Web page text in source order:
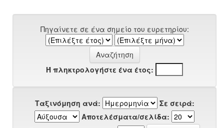
Πηγαίνετε σε ένα σημείο του ευρετηρίου:
Ή πληκτρολογήστε ένα έτος:
Ταξινόμηση ανά:
Σε σειρά:
Αποτελέσματα/σελίδα: